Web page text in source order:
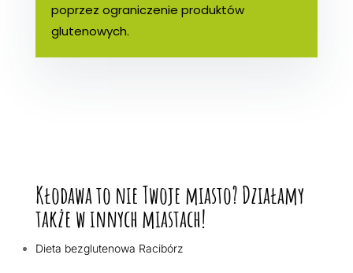
poprzez ograniczenie produktów
glutenowych.
Kłodawa to nie Twoje miasto? Działamy
także w innych miastach!
Dieta bezglutenowa Racibórz